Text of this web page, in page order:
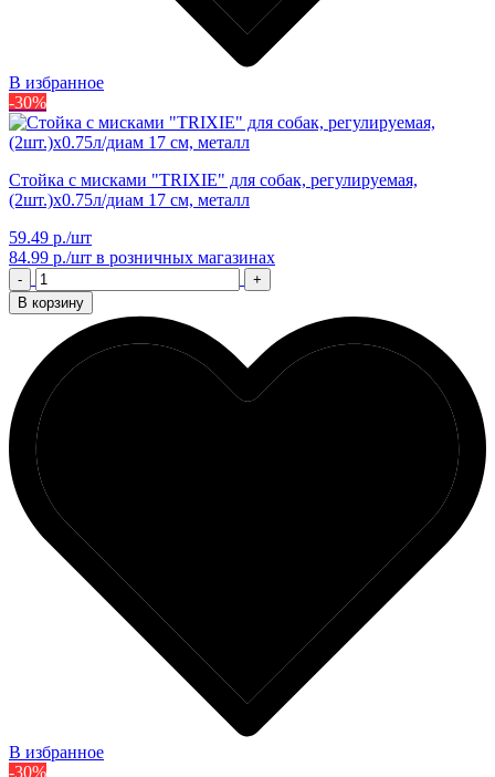
В избранное
-30%
Стойка с мисками "TRIXIE" для собак, регулируемая,
(2шт.)х0.75л/диам 17 см, металл
59.49 р./шт
84.99 р./шт в розничных магазинах
-
+
В корзину
В избранное
-30%